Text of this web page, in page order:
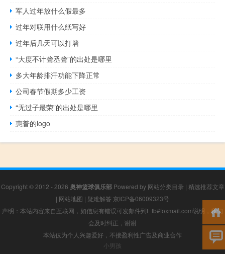
军人过年放什么假最多
过年对联用什么纸写好
过年后几天可以打墙
“大度不计聋丞聋”的出处是哪里
多大年龄排汗功能下降正常
公司春节假期多少工资
“无过子最荣”的出处是哪里
惠普的logo
Copyright © 2012 - 2026 奥神篮球俱乐部Powered by 网站分类目录 | 精选推荐文章
| 网站地图 | 疑难解答 京ICP备06009323号
声明：本站内容来自互联网，如信息有错误可发邮件到f_fb#foxmail.com说明，我们
会及时纠正，谢谢
本站仅为个人兴趣爱好，不接盈利性广告及商业合作
小男孩